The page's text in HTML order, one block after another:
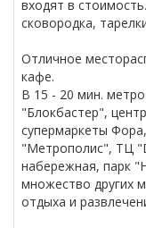
входят в
сковородка,
Отличное
кафе.
В 15 - 20 мин.
"Блокбастер",
супермаркеты
"Метрополис", ТЦ
набережная, парк
множество других
отдыха и